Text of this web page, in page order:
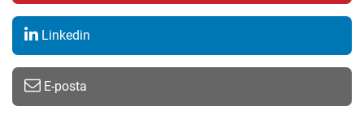
Linkedin
E-posta